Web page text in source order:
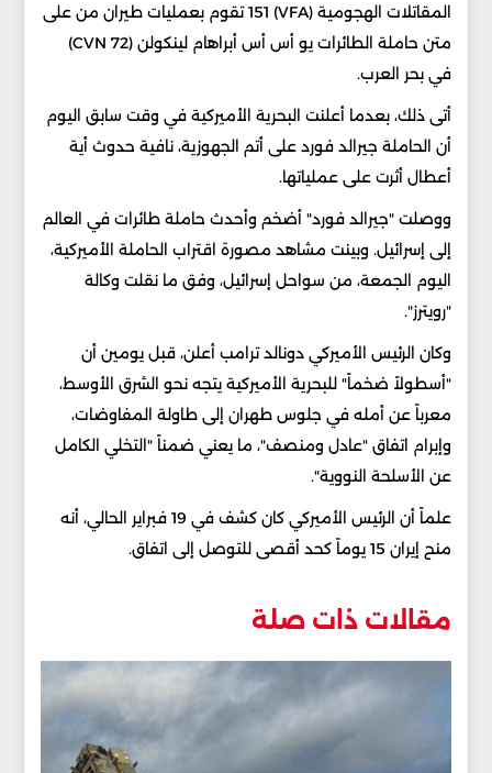
المقاتلات الهجومية (VFA) 151 تقوم بعمليات طيران من على
متن حاملة الطائرات يو أس أس أبراهام لينكولن (CVN 72)
في بحر العرب.
أتى ذلك، بعدما أعلنت البحرية الأميركية في وقت سابق اليوم
أن الحاملة جيرالد فورد على أتم الجهوزية، نافية حدوث أية
أعطال أثرت على عملياتها.
ووصلت "جيرالد فورد" أضخم وأحدث حاملة طائرات في العالم
إلى إسرائيل. وبينت مشاهد مصورة اقتراب الحاملة الأميركية،
اليوم الجمعة، من سواحل إسرائيل، وفق ما نقلت وكالة
"رويترز".
وكان الرئيس الأميركي دونالد ترامب أعلن، قبل يومين أن
"أسطولاً ضخماً" للبحرية الأميركية يتجه نحو الشرق الأوسط،
معرباً عن أمله في جلوس طهران إلى طاولة المفاوضات،
وإبرام اتفاق "عادل ومنصف"، ما يعني ضمناً "التخلي الكامل
عن الأسلحة النووية".
علماً أن الرئيس الأميركي كان كشف في 19 فبراير الحالي، أنه
منح إيران 15 يوماً كحد أقصى للتوصل إلى اتفاق.
مقالات ذات صلة